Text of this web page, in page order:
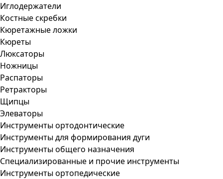
Иглодержатели
Костные скребки
Кюретажные ложки
Кюреты
Люксаторы
Ножницы
Распаторы
Ретракторы
Щипцы
Элеваторы
Инструменты ортодонтические
Инструменты для формирования дуги
Инструменты общего назначения
Специализированные и прочие инструменты
Инструменты ортопедические